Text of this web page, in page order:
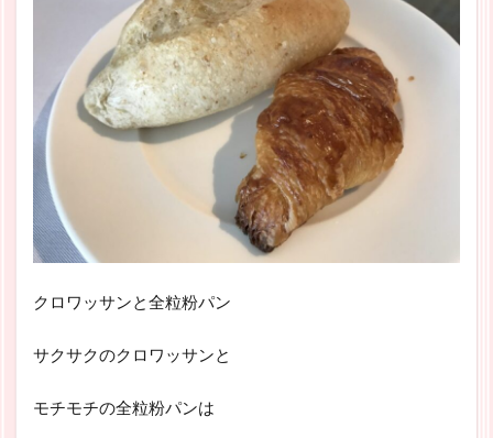
クロワッサンと全粒粉パン
サクサクのクロワッサンと
モチモチの全粒粉パンは